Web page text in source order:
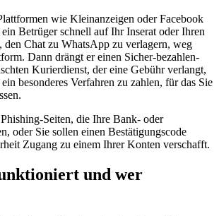
wie Kleinanzeigen oder Facebook
Betrüger schnell auf Ihr Inserat oder Ihren
Chat zu WhatsApp zu verlagern, weg
Dann drängt er einen Sicher-bezahlen-
Kurierdienst, der eine Gebühr verlangt,
besonderes Verfahren zu zahlen, für das Sie
Seiten, die Ihre Bank- oder
oder Sie sollen einen Bestätigungscode
Zugang zu einem Ihrer Konten verschafft.
und wer